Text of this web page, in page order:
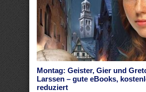
Montag: Geister, Gier und
Larssen – gute eBooks,
reduziert